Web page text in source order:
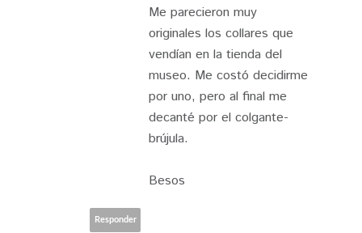
Me parecieron muy
originales los collares que
vendían en la tienda del
museo. Me costó decidirme
por uno, pero al final me
decanté por el colgante-
brújula.
Besos
Responder